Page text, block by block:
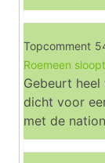
Topcomment
Roemeen
Gebeurt
dicht voor
met de